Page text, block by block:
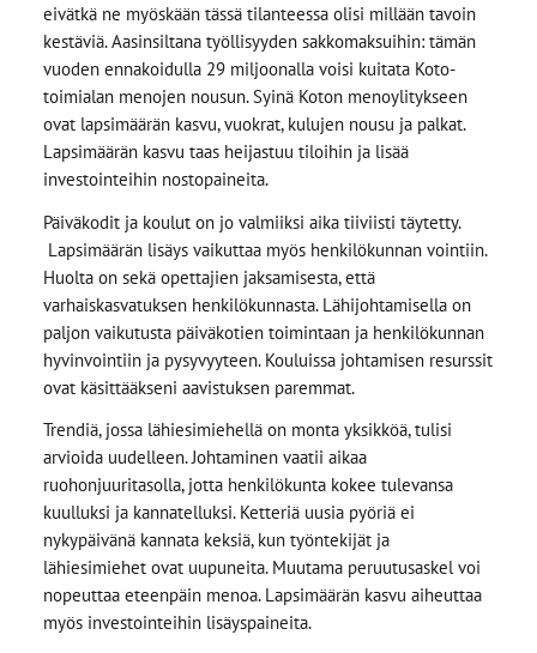
eivätkä ne myöskään tässä tilanteessa olisi millään tavoin
kestäviä. Aasinsiltana työllisyyden sakkomaksuihin: tämän
vuoden ennakoidulla 29 miljoonalla voisi kuitata Koto-
toimialan menojen nousun. Syinä Koton menoylitykseen
ovat lapsimäärän kasvu, vuokrat, kulujen nousu ja palkat.
Lapsimäärän kasvu taas heijastuu tiloihin ja lisää
investointeihin nostopaineita.
Päiväkodit ja koulut on jo valmiiksi aika tiiviisti täytetty.
Lapsimäärän lisäys vaikuttaa myös henkilökunnan vointiin.
Huolta on sekä opettajien jaksamisesta, että
varhaiskasvatuksen henkilökunnasta. Lähijohtamisella on
paljon vaikutusta päiväkotien toimintaan ja henkilökunnan
hyvinvointiin ja pysyvyyteen. Kouluissa johtamisen resurssit
ovat käsittääkseni aavistuksen paremmat.
Trendiä, jossa lähiesimiehellä on monta yksikköä, tulisi
arvioida uudelleen. Johtaminen vaatii aikaa
ruohonjuuritasolla, jotta henkilökunta kokee tulevansa
kuulluksi ja kannatelluksi. Ketteriä uusia pyöriä ei
nykypäivänä kannata keksiä, kun työntekijät ja
lähiesimiehet ovat uupuneita. Muutama peruutusaskel voi
nopeuttaa eteenpäin menoa. Lapsimäärän kasvu aiheuttaa
myös investointeihin lisäyspaineita.